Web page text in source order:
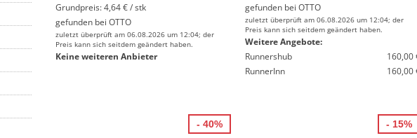
Grundpreis: 4,64 € / stk
gefunden bei OTTO
zuletzt überprüft am 06.08.2026 um 12:04; der
Preis kann sich seitdem geändert haben.
Keine weiteren Anbieter
gefunden bei OTTO
zuletzt überprüft am 06.08.2026 um 12:04; der
Preis kann sich seitdem geändert haben.
Weitere Angebote:
Runnershub
160,00
RunnerInn
160,00
- 40% - 15%